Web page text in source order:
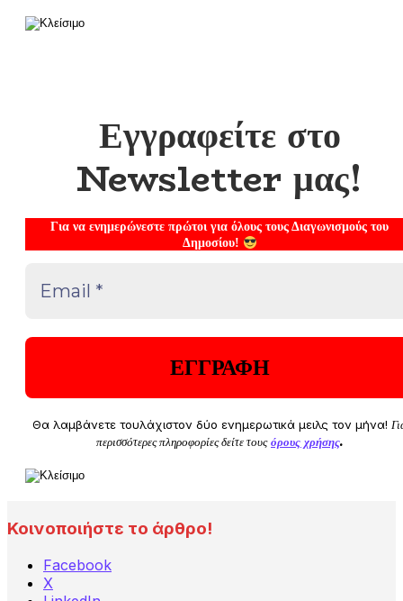
Εγγραφείτε στο
Newsletter μας!
Για να ενημερώνεστε πρώτοι για όλους τους Διαγωνισμούς του
Δημοσίου!
Θα λαμβάνετε τουλάχιστον δύο ενημερωτικά μειλς τον μήνα!
περισσότερες πληροφορίες δείτε τους όρους χρήσης.
Κοινοποιήστε το άρθρο!
Facebook
X